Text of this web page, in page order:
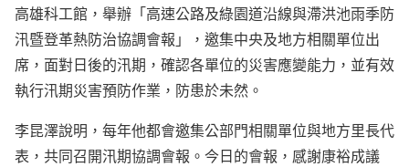
高雄科工館，舉辦「高速公路及綠園道沿線與滯洪池雨季防
汛暨登革熱防治協調會報」，邀集中央及地方相關單位出
席，面對日後的汛期，確認各單位的災害應變能力，並有效
執行汛期災害預防作業，防患於未然。
李昆澤說明，每年他都會邀集公部門相關單位與地方里長代
表，共同召開汛期協調會報。今日的會報，感謝康裕成議